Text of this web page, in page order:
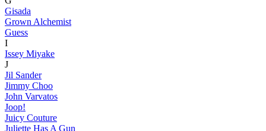
Gisada
Grown Alchemist
Guess
I
Issey Miyake
J
Jil Sander
Jimmy Choo
John Varvatos
Joop!
Juicy Couture
Juliette Has A Gun